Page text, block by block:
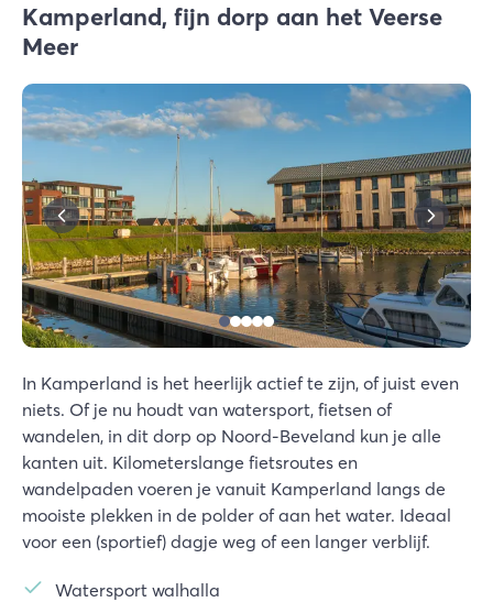
Kamperland, fijn dorp aan het Veerse
Meer
In Kamperland is het heerlijk actief te zijn, of juist even
niets. Of je nu houdt van watersport, fietsen of
wandelen, in dit dorp op Noord-Beveland kun je alle
kanten uit. Kilometerslange fietsroutes en
wandelpaden voeren je vanuit Kamperland langs de
mooiste plekken in de polder of aan het water. Ideaal
voor een (sportief) dagje weg of een langer verblijf.
Watersport walhalla